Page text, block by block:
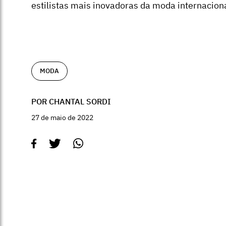
estilistas mais inovadoras da moda
MODA
POR CHANTAL SORDI
27 de maio de 2022